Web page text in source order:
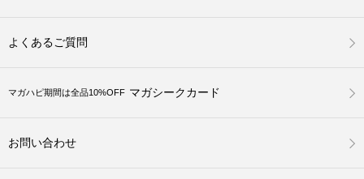
よくあるご質問
マガハピ期間は全品10%OFF マガシークカード
お問い合わせ